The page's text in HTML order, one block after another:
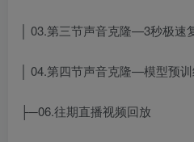
│ 03.第三节声音克隆—3秒极速
│ 04.第四节声音克隆—模型预
├─06.往期直播视频回放